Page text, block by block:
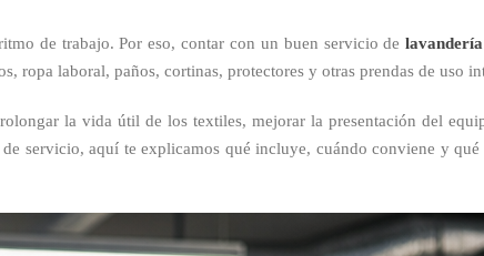
de trabajo. Por eso, contar con un buen servicio de
ropa laboral, paños, cortinas, protectores y otras prendas de uso
la vida útil de los textiles, mejorar la presentación del
servicio, aquí te explicamos qué incluye, cuándo conviene y qué